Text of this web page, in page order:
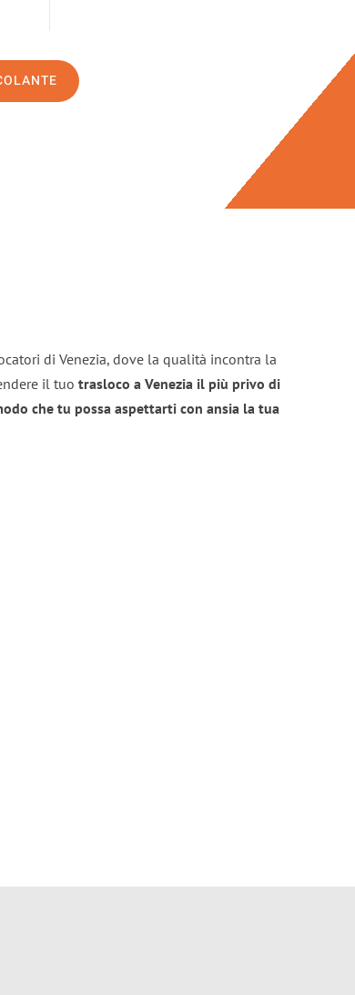
di Venezia, dove la qualità incontra la
il tuo trasloco a Venezia il più privo di
che tu possa aspettarti con ansia la tua